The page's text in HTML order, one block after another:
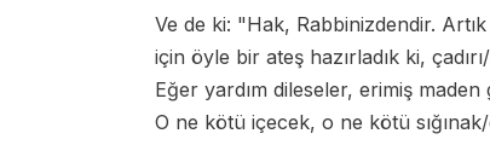
Ve de ki: "Hak, Rabbinizdendir.
için öyle bir ateş hazırladık ki,
Eğer yardım dileseler, erimiş
O ne kötü içecek, o ne kötü